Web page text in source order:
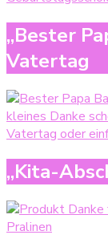
„Bester
Vatertag
„Kita-